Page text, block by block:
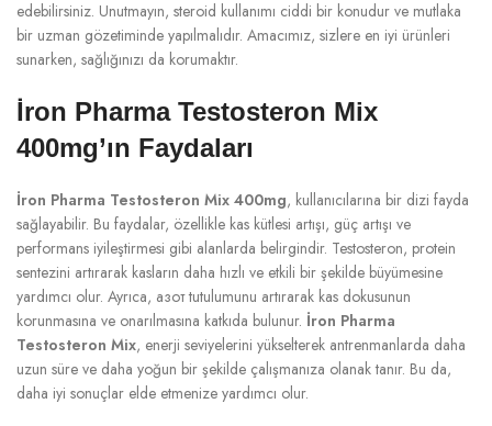
edebilirsiniz. Unutmayın, steroid kullanımı ciddi bir konudur ve mutlaka
bir uzman gözetiminde yapılmalıdır. Amacımız, sizlere en iyi ürünleri
sunarken, sağlığınızı da korumaktır.
İron Pharma Testosteron Mix
400mg’ın Faydaları
İron Pharma Testosteron Mix 400mg, kullanıcılarına bir dizi fayda
sağlayabilir. Bu faydalar, özellikle kas kütlesi artışı, güç artışı ve
performans iyileştirmesi gibi alanlarda belirgindir. Testosteron, protein
sentezini artırarak kasların daha hızlı ve etkili bir şekilde büyümesine
yardımcı olur. Ayrıca, азот tutulumunu artırarak kas dokusunun
korunmasına ve onarılmasına katkıda bulunur. İron Pharma
Testosteron Mix, enerji seviyelerini yükselterek antrenmanlarda daha
uzun süre ve daha yoğun bir şekilde çalışmanıza olanak tanır. Bu da,
daha iyi sonuçlar elde etmenize yardımcı olur.